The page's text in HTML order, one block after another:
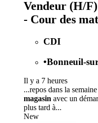
Vendeur (H/
- Cour des
CDI
•Bonneuil-
Il y a 7 heures
...repos dans la
magasin avec un
plus tard à...
New